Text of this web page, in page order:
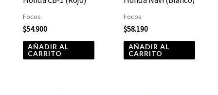
Focos
$54.900
AÑADIR AL
CARRITO
Focos
$58.190
AÑADIR AL
CARRITO